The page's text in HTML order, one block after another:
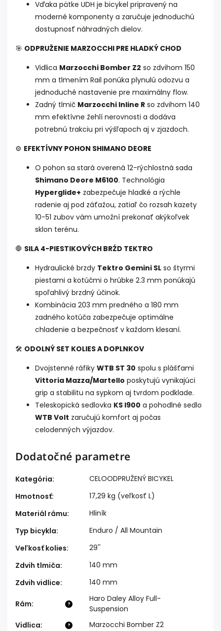
Vďaka pätke UDH je bicykel pripravený na
moderné komponenty a zaručuje jednoduchú
dostupnosť náhradných dielov.
🎯 ODPRUŽENIE MARZOCCHI PRE HLADKÝ CHOD
Vidlica Marzocchi Bomber Z2 so zdvihom 150
mm a tlmením Rail ponúka plynulú odozvu a
jednoduché nastavenie pre maximálny flow.
Zadný tlmič Marzocchi Inline R so zdvihom 140
mm efektívne žehlí nerovnosti a dodáva
potrebnú trakciu pri výšľapoch aj v zjazdoch.
⚙️ EFEKTÍVNY POHON SHIMANO DEORE
O pohon sa stará overená 12-rýchlostná sada
Shimano Deore M6100. Technológia
Hyperglide+ zabezpečuje hladké a rýchle
radenie aj pod záťažou, zatiaľ čo rozsah kazety
10-51 zubov vám umožní prekonať akýkoľvek
sklon terénu.
🛑 SILA 4-PIESTIKOVÝCH BRŹD TEKTRO
Hydraulické brzdy Tektro Gemini SL so štyrmi
piestami a kotúčmi o hrúbke 2.3 mm ponúkajú
spoľahlivý brzdný účinok.
Kombinácia 203 mm predného a 180 mm
zadného kotúča zabezpečuje optimálne
chladenie a bezpečnosť v každom klesaní.
🛠️ ODOLNÝ SET KOLIES A DOPLNKOV
Dvojstenné ráfiky WTB ST 30 spolu s plášťami
Vittoria Mazza/Martello poskytujú vynikajúci
grip a stabilitu na sypkom aj tvrdom podklade.
Teleskopická sedlovka KS I900 a pohodlné sedlo
WTB Volt zaručujú komfort aj počas
celodenných výjazdov.
Dodatočné parametre
Kategória:
CELOODPRUŽENÝ BICYKEL
Hmotnosť:
17,29 kg (veľkosť L)
Materiál rámu:
Hliník
Typ bicykla:
Enduro / All Mountain
Veľkosť kolies:
29''
Zdvih tlmiča:
140 mm
Zdvih vidlice: 140 mm
?
Rám:
Haro Daley Alloy Full-
Suspension
?
Vidlica: Marzocchi Bomber Z2